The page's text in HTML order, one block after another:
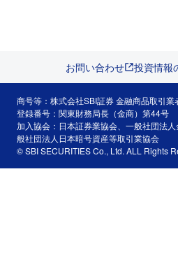
お問い合わせ 投資情報
商号等：株式会社SBI証券 金融商品取引
登録番号：関東財務局長（金商）第44号
加入協会：日本証券業協会、一般社団法
般社団法人日本暗号資産等取引業協会
© SBI SECURITIES Co., Ltd. ALL Rights